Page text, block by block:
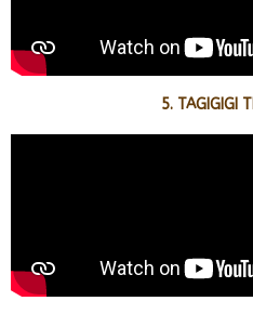
5. TAGIGIGI